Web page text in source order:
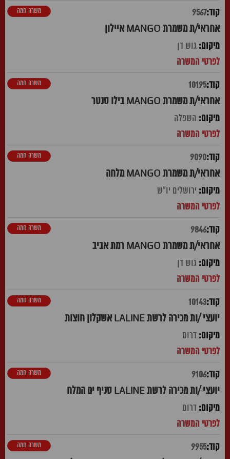
9567
אחראי/ת משמרת MANGO איילון
משרה חמה
גוש דן
10195
אחראי/ת משמרת MANGO בילו סנטר
משרה חמה
השפלה
9090
אחראי/ת משמרת MANGO מלחה
משרה חמה
ירושלים יו"ש
9846
אחראי/ת משמרת MANGO רמת אביב
משרה חמה
גוש דן
10143
יועצי /ות מכירה לרשת LALINE אשקלון חוצות
משרה חמה
דרום
9106
יועצי /ות מכירה לרשת LALINE סניף ים המלח
משרה חמה
דרום
9955 משרה חמה